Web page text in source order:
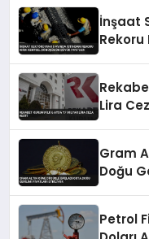
İnşaat
Rekoru
Lira
Gram
Doğu
Petrol